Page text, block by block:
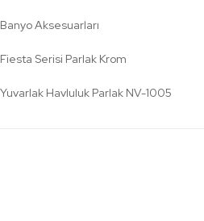
Banyo Aksesuarları
Fiesta Serisi Parlak Krom
Yuvarlak Havluluk Parlak NV-1005